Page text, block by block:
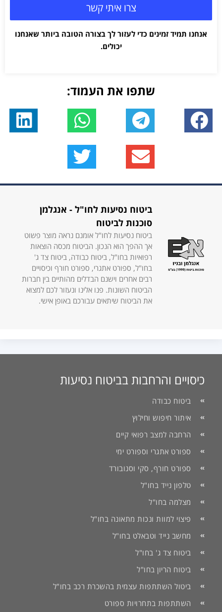
צרו איתי קשר
אנחנו תמיד זמינים כדי לעזור לך בצורה הטובה ביותר שאנחנו
יכולים.
שתפו את העמוד:
ביטוח נסיעות לחו"ל - אנגלמן
סוכנות לביטוח
ביטוח נסיעות לחו"ל אומנם נראה מוצר פשוט
אך ההפך הוא הנכון. הביטוח מכסה הוצאות
רפואיות בחו"ל, ביטוח כבודה, ביטוח צד ג'
בחו"ל, ספורט אתגרי, ספורט חורף וכיסויים
רבים אחרים וישנם הבדלים מהותיים בין חברות
הביטוח השונות. פנו אלינו ונעזור לכם למצוא
את הביטוח שיתאים עבורכם באופן אישי.
כיסויים והרחבות בביטוח נסיעות
ביטוח כבודה
איתור חיפוש וחילוץ
הרחבה למצב רפואי קיים
ספורט אתגרי וספורט ימי
ספורט חורף, סקי וסנובורד
טלפון נייד בחו"ל
מצלמה בחו"ל
פיצוי למוות ונכות מתאונה בחו"ל
מחשב נייד וטבאלט בחו"ל
ביטוח צד ג' בחו"ל
ביטוח הריון בחו"ל
ביטול השתתפות עצמית בהשכרת רכב בחו"ל
השתתפות בתחרויות ספורט